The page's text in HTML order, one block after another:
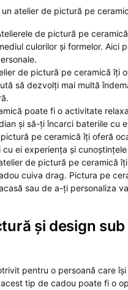
atelier de pictură pe
de pictură pe
culorilor și formelor. Aici
de pictură pe ceramică îți
să dezvolți mai multă
poate fi o activitate
și să-ți încarci bateriile cu
pe ceramică îți oferă
ei experiența și
de pictură pe ceramică
cuiva drag. Pictura pe
sau de a-ți personaliza
și design
pentru o persoană care
tip de cadou poate fi o